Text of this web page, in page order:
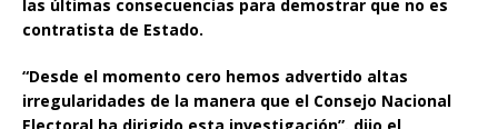
las últimas consecuencias para demostrar que no es
contratista de Estado.
“Desde el momento cero hemos advertido altas
irregularidades de la manera que el Consejo Nacional
Electoral ha dirigido esta investigación”, dijo el